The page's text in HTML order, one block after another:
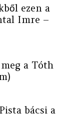
ezen a
Imre –
a Tóth
bácsi a